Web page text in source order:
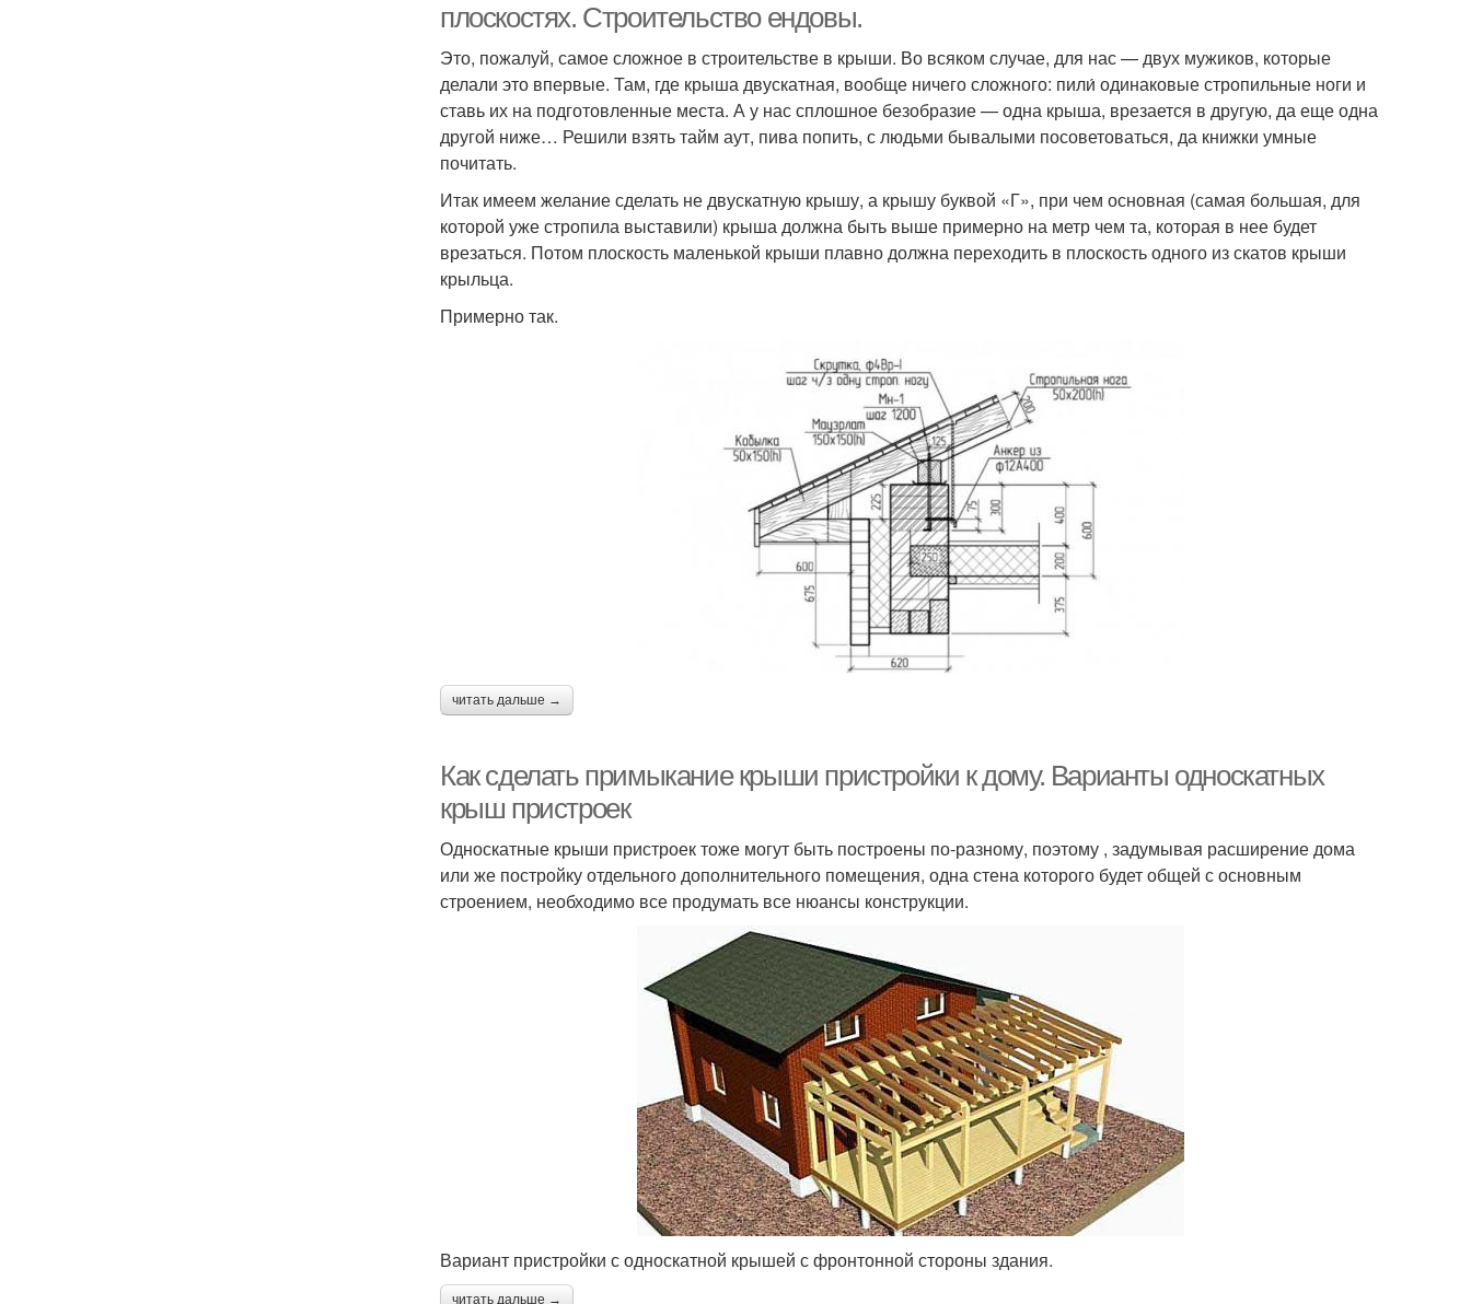
плоскостях. Строительство ендовы.
Это, пожалуй, самое сложное в строительстве в крыши. Во всяком случае, для нас — двух мужиков, которые
делали это впервые. Там, где крыша двускатная, вообще ничего сложного: пили́ одинаковые стропильные ноги и
ставь их на подготовленные места. А у нас сплошное безобразие — одна крыша, врезается в другую, да еще одна
другой ниже… Решили взять тайм аут, пива попить, с людьми бывалыми посоветоваться, да книжки умные
почитать.
Итак имеем желание сделать не двускатную крышу, а крышу буквой «Г», при чем основная (самая большая, для
которой уже стропила выставили) крыша должна быть выше примерно на метр чем та, которая в нее будет
врезаться. Потом плоскость маленькой крыши плавно должна переходить в плоскость одного из скатов крыши
крыльца.
Примерно так.
читать дальше →
Как сделать примыкание крыши пристройки к дому. Варианты односкатных
крыш пристроек
Односкатные крыши пристроек тоже могут быть построены по-разному, поэтому , задумывая расширение дома
или же постройку отдельного дополнительного помещения, одна стена которого будет общей с основным
строением, необходимо все продумать все нюансы конструкции.
Вариант пристройки с односкатной крышей с фронтонной стороны здания.
читать дальше →